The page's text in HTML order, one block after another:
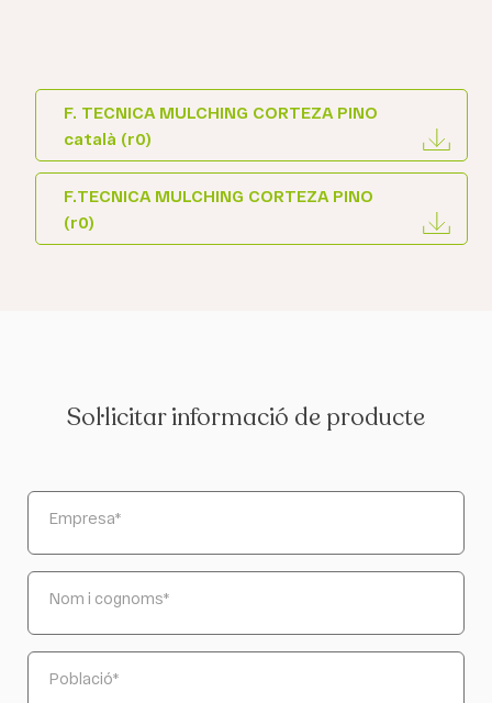
F. TECNICA MULCHING CORTEZA PINO
català (r0)
F.TECNICA MULCHING CORTEZA PINO
(r0)
Sol·licitar informació de producte
Empresa*
Nom i cognoms*
Població*